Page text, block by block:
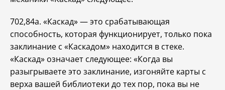
702,84a. «Каскад» — это срабатывающая
способность, которая функционирует, только пока
заклинание с «Каскадом» находится в стеке.
«Каскад» означает следующее: «Когда вы
разыгрываете это заклинание, изгоняйте карты с
верха вашей библиотеки до тех пор, пока вы не